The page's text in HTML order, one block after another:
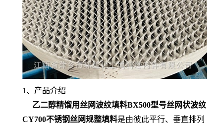
1、产品介绍
乙二醇精馏用丝网波纹填料BX500型号丝网状波纹
CY700不锈钢丝网规整填料是由彼此平行、垂直排列